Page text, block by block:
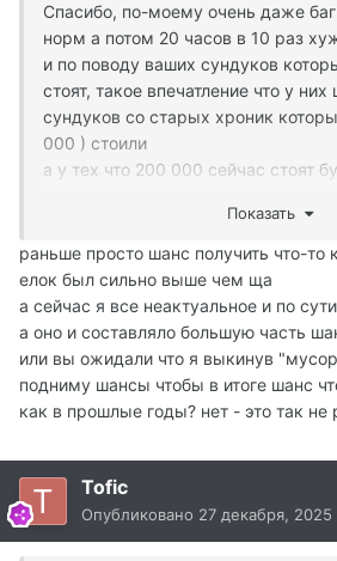
Спасибо, по-моему очень даже
норм а потом 20 часов в 10 раз
и по поводу ваших сундуков
стоят, такое впечатление что у
сундуков со старых хроник
000 ) стоили
а у тех что 200 000 сейчас стоят
Показать
раньше просто шанс получить что-
елок был сильно выше чем ща
а сейчас я все неактуальное и по
а оно и составляло большую часть
или вы ожидали что я выкинув
подниму шансы чтобы в итоге шанс
как в прошлые годы? нет - это так не
Tofic
Опубликовано 27 декабря, 2025